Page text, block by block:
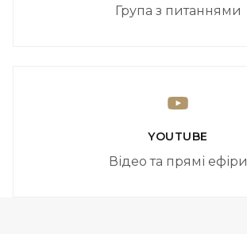
Група з питаннями
YOUTUBE
Відео та прямі ефіри